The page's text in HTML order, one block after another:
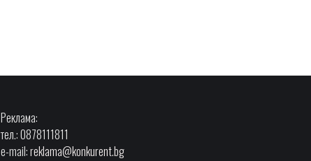
Реклама:
тел.: 0878111811
e-mail:reklama@konkurent.bg